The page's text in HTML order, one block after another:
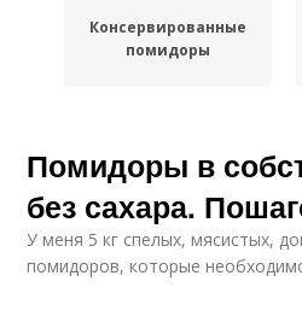
Консервированные
помидоры
Помидоры с чесноком
Помидоры в
без сахара.
У меня 5 кг спелых, мясистых,
помидоров, которые